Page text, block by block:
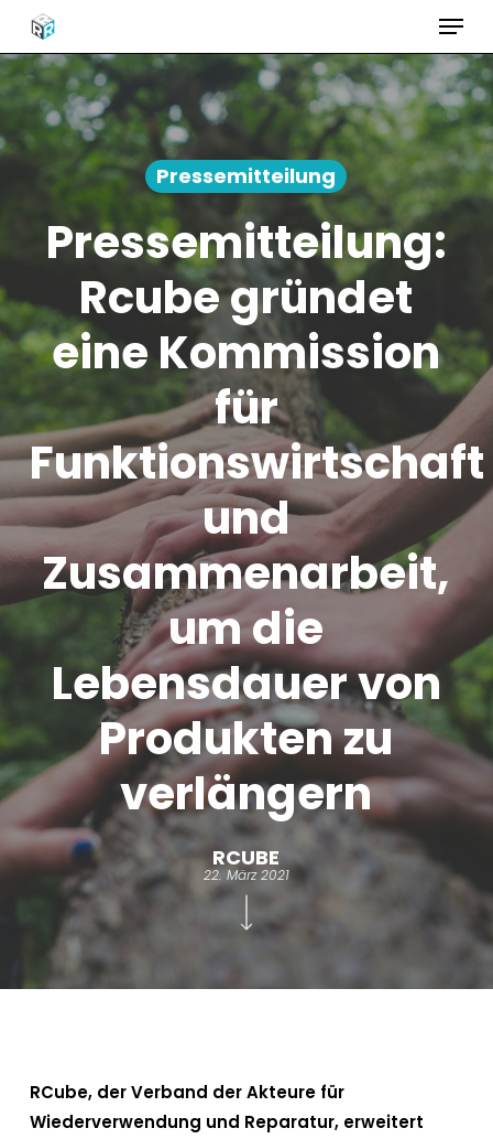
Weiter
Hauptinhalt
Menü
Pressemitteilung
Pressemitteilung:
Rcube gründet
eine Kommission
für
Funktionswirtschaft
und
Zusammenarbeit,
um die
Lebensdauer von
Produkten zu
verlängern
RCUBE
22. März 2021
RCube, der Verband der Akteure für
Wiederverwendung und Reparatur, erweitert
Menü